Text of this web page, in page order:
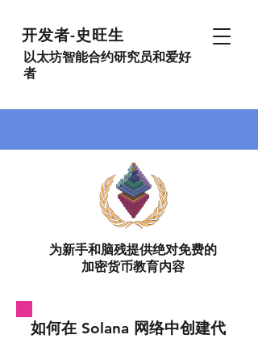
开发者-史旺生
以太坊智能合约研究员和爱好
者
为新手和脑残提供绝对免费的
加密货币教育内容
如何在 Solana 网络中创建代